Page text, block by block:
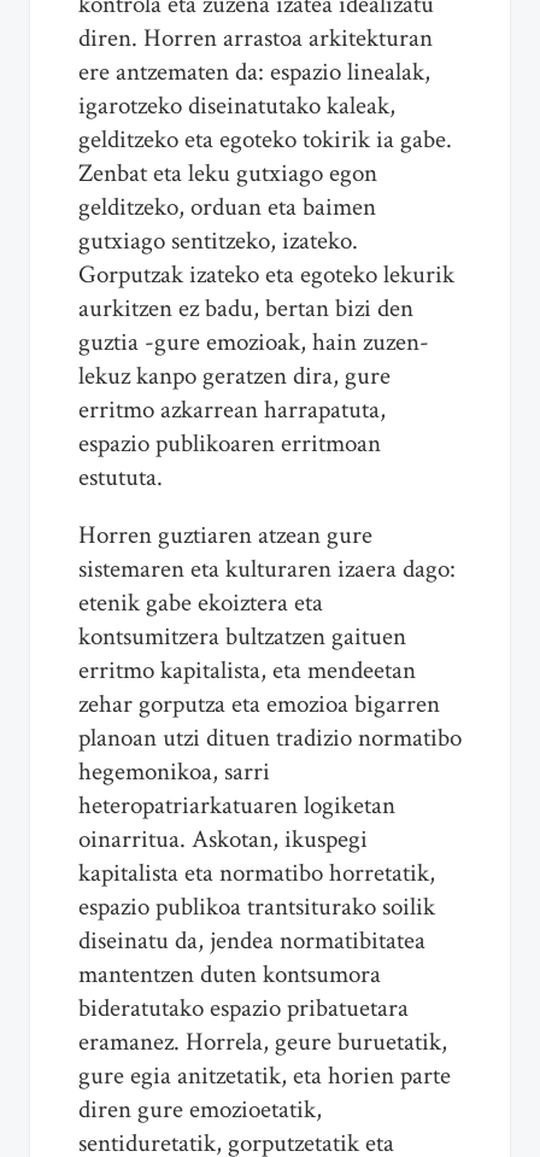
diren. Horren arrastoa arkitekturan
ere antzematen da: espazio linealak,
igarotzeko diseinatutako kaleak,
gelditzeko eta egoteko tokirik ia gabe.
Zenbat eta leku gutxiago egon
gelditzeko, orduan eta baimen
gutxiago sentitzeko, izateko.
Gorputzak izateko eta egoteko lekurik
aurkitzen ez badu, bertan bizi den
guztia -gure emozioak, hain zuzen-
lekuz kanpo geratzen dira, gure
erritmo azkarrean harrapatuta,
espazio publikoaren erritmoan
estututa.
Horren guztiaren atzean gure
sistemaren eta kulturaren izaera dago:
etenik gabe ekoiztera eta
kontsumitzera bultzatzen gaituen
erritmo kapitalista, eta mendeetan
zehar gorputza eta emozioa bigarren
planoan utzi dituen tradizio normatibo
hegemonikoa, sarri
heteropatriarkatuaren logiketan
oinarritua. Askotan, ikuspegi
kapitalista eta normatibo horretatik,
espazio publikoa trantsiturako soilik
diseinatu da, jendea normatibitatea
mantentzen duten kontsumora
bideratutako espazio pribatuetara
eramanez. Horrela, geure buruetatik,
gure egia anitzetatik, eta horien parte
diren gure emozioetatik,
sentiduretatik, gorputzetatik eta